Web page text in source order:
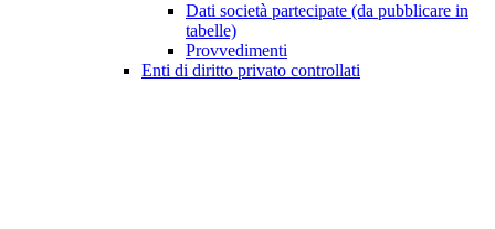
Dati società partecipate (da pubblicare in
tabelle)
Provvedimenti
Enti di diritto privato controllati